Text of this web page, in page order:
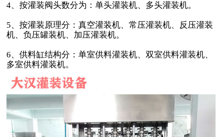
4、按灌装阀头数分为：单头灌装机、多头灌装机。
5、按灌装原理分：真空灌装机、常压灌装机、反压灌装
机、负压罐装机、加压灌装机。
6、供料缸结构分：单室供料灌装机、双室供料灌装机、
多室供料灌装机。